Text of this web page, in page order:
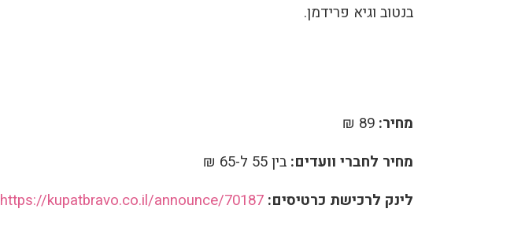
בנטוב וגיא פרידמן.
מחיר: 89 ₪
מחיר לחברי וועדים: בין 55 ל-65 ₪
לינק לרכישת כרטיסים: https://kupatbravo.co.il/announce/70187